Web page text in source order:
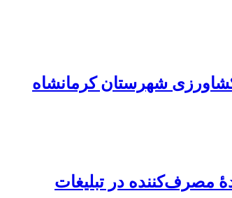
شهرستان کرمانشاه
مصرف‌کننده در تبلیغات